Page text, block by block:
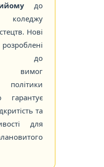
до
Нові
до
вимог
гарантує
та
для